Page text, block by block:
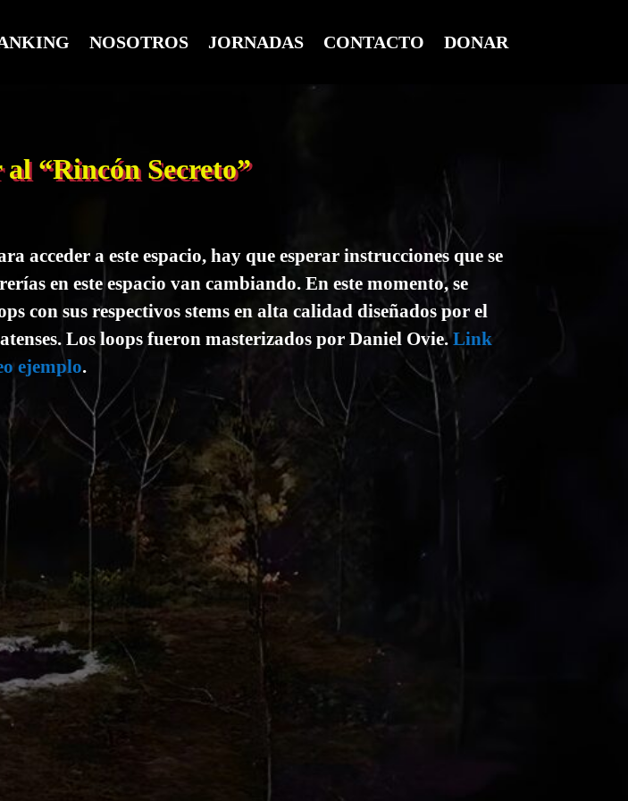
NOSOTROS JORNADAS CONTACTO DONAR
“Rincón Secreto”
acceder a este espacio, hay que esperar instrucciones que se
en este espacio van cambiando. En este momento, se
con sus respectivos stems en alta calidad diseñados por el
Los loops fueron masterizados por Daniel Ovie.Link
ejemplo.